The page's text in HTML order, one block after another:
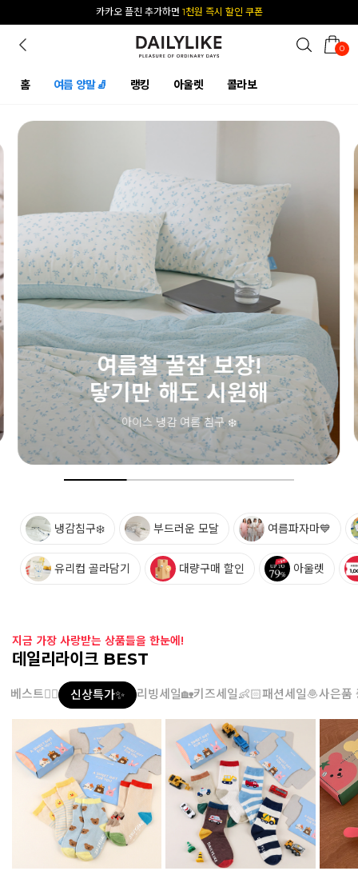
카카오 플친 추가하면 1천원 즉시 할인 쿠폰
[공식몰 단독] 앱 다운받고 2% 결제 할인 받기
0
홈 여름 양말🧦 랭킹 아울렛 콜라보
여름철 필수 아이템💙
메쉬 삭스
통기성 좋은 메쉬 소재! 시원한 키즈 삭스
냉감침구❄️ 부드러운 모달 여름파자마💙
유리컵 골라담기 대량구매 할인 아울렛
지금 가장 사랑받는 상품들을 한눈에!
데일리라이크 BEST
베스트👍🏻 신상특가✨ 리빙세일🏡키즈세일👶🏻패션세일🧆사은품